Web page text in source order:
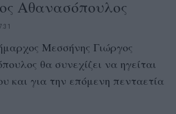
Αθανασόπουλος
Μεσσήνης Γιώργος
θα συνεχίζει να ηγείται
και για την επόμενη πενταετία